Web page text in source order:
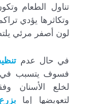
تناول الطعام
وتكاثرها يؤدي
لون أصفر مرئي
في حال عدم
فسوف يتسبب في
لخلع الأسنان
لتعويضها إما